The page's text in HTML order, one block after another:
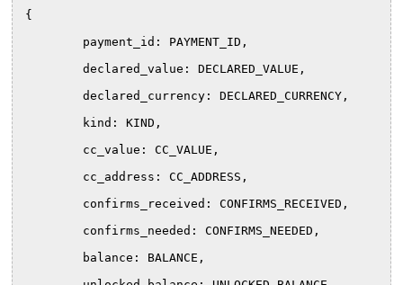
{
	payment_id: PAYMENT_ID,
	declared_value: DECLARED_VALUE,
	declared_currency: DECLARED_CURRENCY,
	kind: KIND,
	cc_value: CC_VALUE,
	cc_address: CC_ADDRESS,
	confirms_received: CONFIRMS_RECEIVED,
	confirms_needed: CONFIRMS_NEEDED,
	balance: BALANCE,